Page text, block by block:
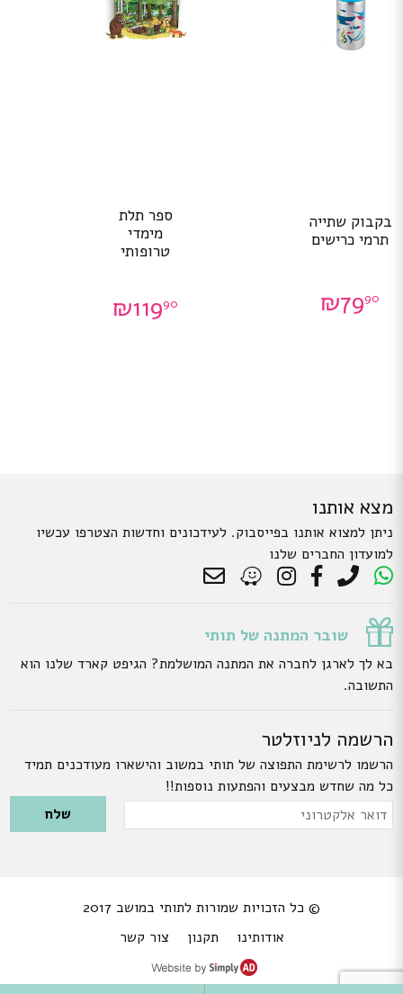
בקבוק שתייה
תרמי כרישים
₪7990
ספר תלת
מימדי
טרופותי
₪11990
מצא אותנו
ניתן למצוא אותנו בפייסבוק. לעידכונים וחדשות הצטרפו עכשיו
למועדון החברים שלנו
שובר המתנה של תותי
בא לך לארגן לחברה את המתנה המושלמת? הגיפט קארד שלנו הוא
התשובה.
הרשמה לניוזלטר
הרשמו לרשימת התפוצה של תותי במשוב והישארו מעודכנים תמיד
כל מה שחדש מבצעים והפתעות נוספות!!
Please leave this field empty.
דואר
© כל הזכויות שמורות לתותי במושב 2017
אודותינו
תקנון צור קשר